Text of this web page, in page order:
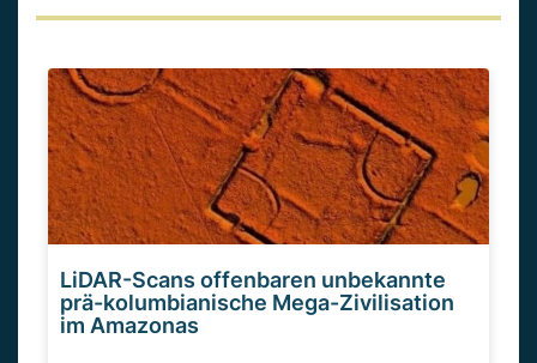
LiDAR-Scans offenbaren unbekannte
prä-kolumbianische Mega-Zivilisation
im Amazonas